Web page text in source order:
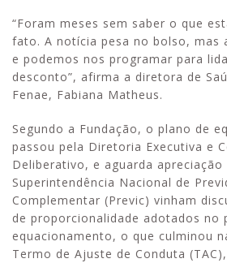
“Foram meses sem saber o que
fato. A notícia pesa no bolso, mas
e podemos nos programar para
desconto”, afirma a diretora de
Fenae, Fabiana Matheus.
Segundo a Fundação, o plano de
passou pela Diretoria Executiva e
Deliberativo, e aguarda apreciação
Superintendência Nacional de
Complementar (Previc) vinham
de proporcionalidade adotados no
equacionamento, o que culminou
Termo de Ajuste de Conduta